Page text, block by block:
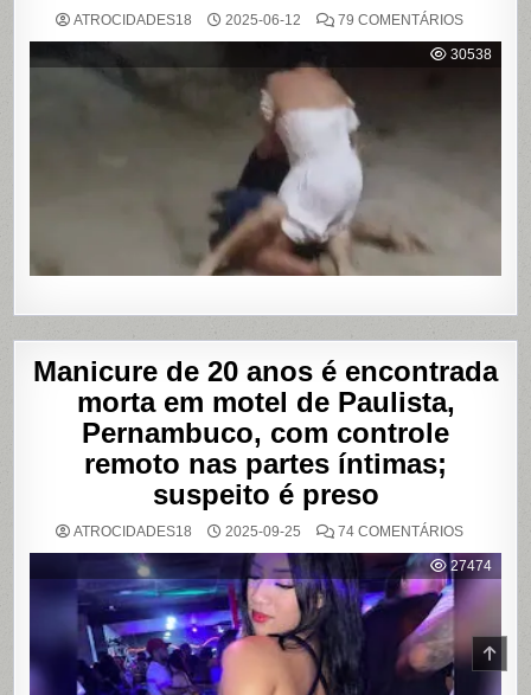
ATROCIDADES18 2025-06-12 79 COMENTÁRIOSEM
MOSTRA
HOMEM
30538
Manicure de 20 anos é encontrada
morta em motel de Paulista,
Pernambuco, com controle
remoto nas partes íntimas;
suspeito é preso
ATROCIDADES18 2025-09-25 74 COMENTÁRIOSEM
DE
20
ANOS
EM
MOTEL
DE
27474
TO